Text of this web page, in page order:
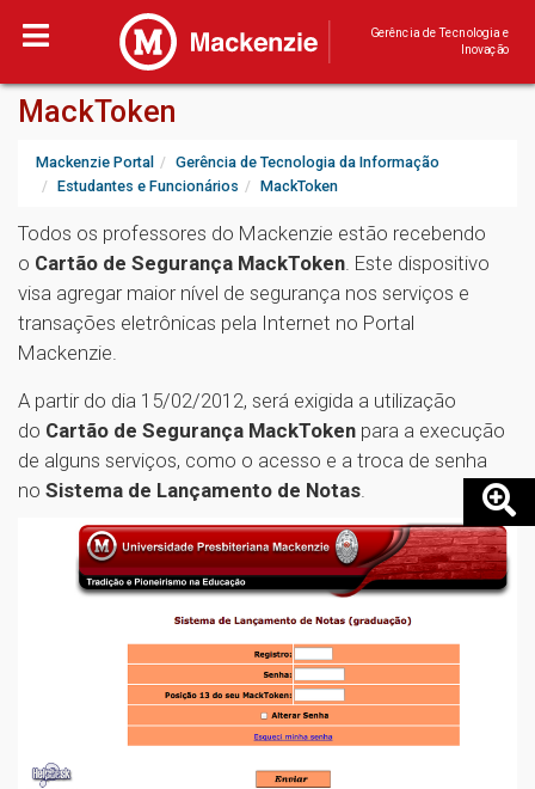
Gerência de Tecnologia e
Inovação
MackToken
Mackenzie Portal
Gerência de Tecnologia da Informação
Estudantes e Funcionários
MackToken
Todos os professores do Mackenzie estão recebendo
o Cartão de Segurança MackToken. Este dispositivo
visa agregar maior nível de segurança nos serviços e
transações eletrônicas pela Internet no Portal
Mackenzie.
A partir do dia 15/02/2012, será exigida a utilização
do Cartão de Segurança MackToken para a execução
de alguns serviços, como o acesso e a troca de senha
no Sistema de Lançamento de Notas.